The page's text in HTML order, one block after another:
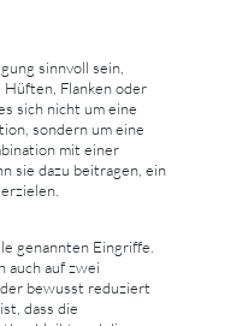
sinnvoll sein,
Flanken oder
sich nicht um eine
sondern um eine
mit einer
sie dazu beitragen, ein
genannten Eingriffe.
auch auf zwei
bewusst reduziert
dass die